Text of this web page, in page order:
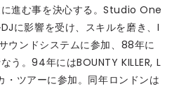
進む事を決心する。Studio One
に影響を受け、スキルを磨き、I
ンドシステムに参加、88年に
う。94年にはBOUNTY KILLER, L
・ツアーに参加。同年ロンドンは